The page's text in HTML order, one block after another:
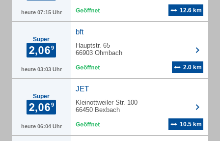
heute 07:15 Uhr 12.6 km
Super
heute 03:03 Uhr
bft
Hauptstr. 65
66903 Ohmbach
2.0 km
Super
heute 06:04 Uhr
JET
Kleinottweiler Str. 100
66450 Bexbach
10.5 km